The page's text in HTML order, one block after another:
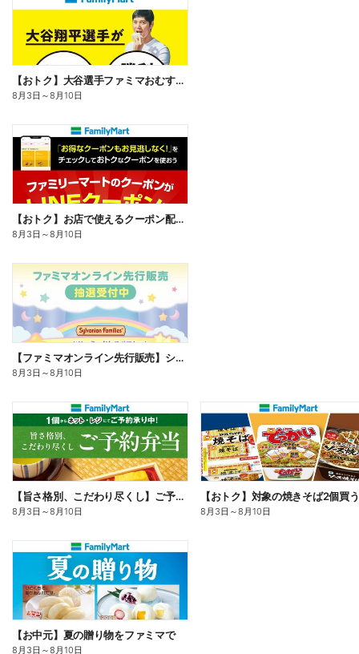
【おトク】大谷選手ファミマおむすび割
8月3日 ～8月10日
【おトク】お店で使えるクーポン配信中
8月3日 ～8月10日
【ファミマオンライン先行販売】シルバニアファミリー
8月3日 ～8月10日
【旨さ格別、こだわり尽くし】ご予約弁当
8月3日 ～8月10日 8月3日 ～8月10日
【お中元】夏の贈り物をファミマで
8月3日 ～8月10日